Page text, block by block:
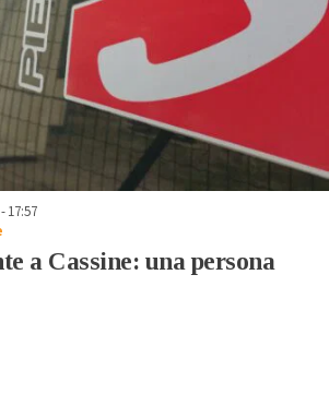
17:57
a Cassine: una persona